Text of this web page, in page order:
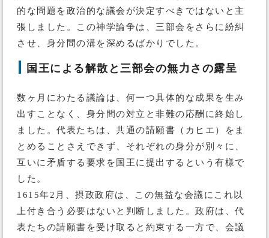
的な問題を政治的な議会が決定すべきではないと主
張しました。この神学論争は、三部会をさらに紛糾
させ、身分間の溝を深めるばかりでした。
国王による解散と三部会の無力さの露呈
数ヶ月にわたる議論は、何一つ具体的な成果を生み
出すことなく、身分間の対立と非難の応酬に終始し
ました。代表たちは、共通の請願書（カヒエ）をま
とめることさえできず、それぞれの身分が別々に、
互いに矛盾する要求を国王に提出するという有様で
した。
1615年2月、摂政政府は、この無益な会議にこれ以
上付き合う必要はないと判断しました。政府は、代
表たちの請願書を受け取ると約束する一方で、会議